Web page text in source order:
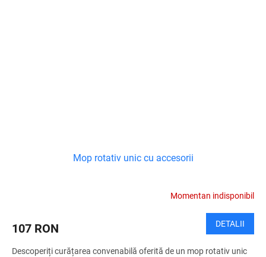
Mop rotativ unic cu accesorii
Momentan indisponibil
107 RON DETALII
Descoperiți curățarea convenabilă oferită de un mop rotativ unic